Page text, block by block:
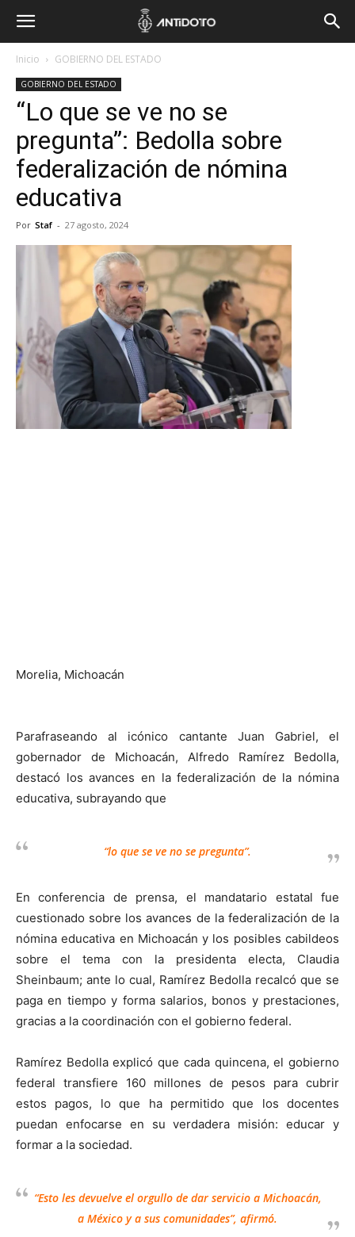
Inicio GOBIERNO DEL ESTADO
GOBIERNO DEL ESTADO
“Lo que se ve no se
pregunta”: Bedolla sobre
federalización de nómina
educativa
Por Staf - 27 agosto, 2024
Morelia, Michoacán
Parafraseando al icónico cantante Juan Gabriel, el
gobernador de Michoacán, Alfredo Ramírez Bedolla,
destacó los avances en la federalización de la nómina
educativa, subrayando que
“lo que se ve no se pregunta”.
En conferencia de prensa, el mandatario estatal fue
cuestionado sobre los avances de la federalización de la
nómina educativa en Michoacán y los posibles cabildeos
sobre el tema con la presidenta electa, Claudia
Sheinbaum; ante lo cual, Ramírez Bedolla recalcó que se
paga en tiempo y forma salarios, bonos y prestaciones,
gracias a la coordinación con el gobierno federal.
Ramírez Bedolla explicó que cada quincena, el gobierno
federal transfiere 160 millones de pesos para cubrir
estos pagos, lo que ha permitido que los docentes
puedan enfocarse en su verdadera misión: educar y
formar a la sociedad.
“Esto les devuelve el orgullo de dar servicio a Michoacán,
a México y a sus comunidades”, afirmó.